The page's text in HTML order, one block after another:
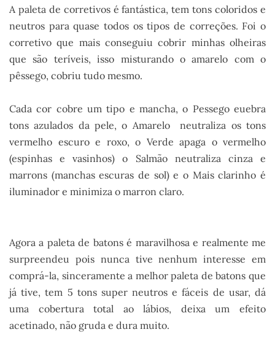
A paleta de corretivos é fantástica, tem tons coloridos e
neutros para quase todos os tipos de correções. Foi o
corretivo que mais conseguiu cobrir minhas olheiras
que são teríveis, isso misturando o amarelo com o
pêssego, cobriu tudo mesmo.
Cada cor cobre um tipo e mancha, o Pessego euebra
tons azulados da pele, o Amarelo neutraliza os tons
vermelho escuro e roxo, o Verde apaga o vermelho
(espinhas e vasinhos) o Salmão neutraliza cinza e
marrons (manchas escuras de sol) e o Mais clarinho é
iluminador e minimiza o marron claro.
Agora a paleta de batons é maravilhosa e realmente me
surpreendeu pois nunca tive nenhum interesse em
comprá-la, sinceramente a melhor paleta de batons que
já tive, tem 5 tons super neutros e fáceis de usar, dá
uma cobertura total ao lábios, deixa um efeito
acetinado, não gruda e dura muito.